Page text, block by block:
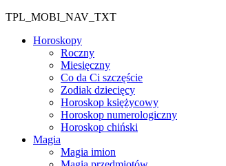
TPL_MOBI_NAV_TXT
Horoskopy
Roczny
Miesięczny
Co da Ci szczęście
Zodiak dziecięcy
Horoskop księżycowy
Horoskop numerologiczny
Horoskop chiński
Magia
Magia imion